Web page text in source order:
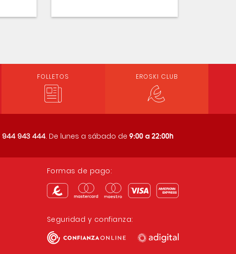
FOLLETOS EROSKI CLUB
944 943 444. De lunes a sábado de 9:00 a 22:00h
Formas de pago:
Seguridad y confianza: